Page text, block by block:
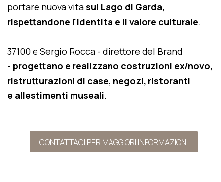
portare nuova vitasul Lago di Garda,
rispettandone l'identità e il valore culturale.
37100 e Sergio Rocca - direttore del Brand
- progettano e realizzano costruzioni ex/novo,
ristrutturazioni di case, negozi, ristoranti
e allestimenti museali.
CONTATTACI PER MAGGIORI INFORMAZIONI